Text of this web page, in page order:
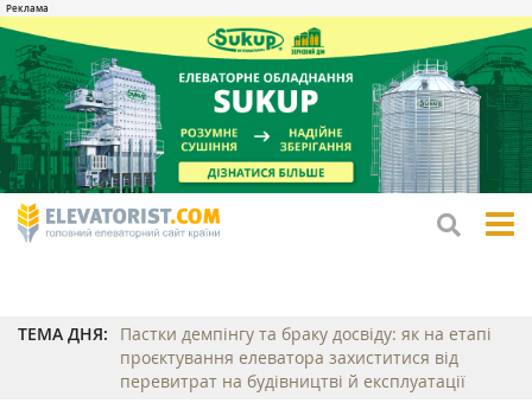
ТЕМА ДНЯ:
Пастки демпінгу та браку досвіду: як на етапі
проєктування елеватора захиститися від
перевитрат на будівництві й експлуатації